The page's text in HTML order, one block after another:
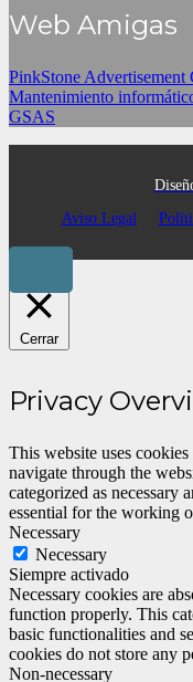
Web Amigas
PinkStone Advertisement
Mantenimiento
GSAS
Aviso Legal
Cerrar
Privacy
This website uses
navigate through the
categorized as necessary
essential for the working
Necessary
Necessary
Siempre activado
Necessary cookies are
function properly. This
basic functionalities and
cookies do not store any
Non-necessary